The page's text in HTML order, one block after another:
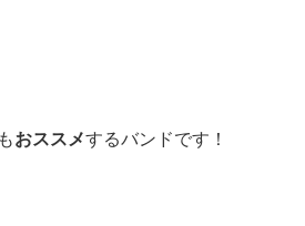
おススメするバンドです！